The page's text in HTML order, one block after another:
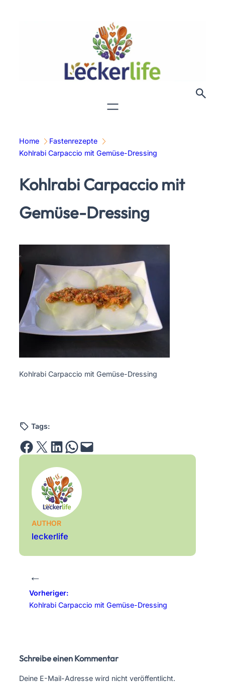
Home
Fastenrezepte
Kohlrabi Carpaccio mit Gemüse-Dressing
Kohlrabi Carpaccio mit
Gemüse-Dressing
Kohlrabi Carpaccio mit Gemüse-Dressing
Tags:
Share on Facebook Email this Page Share on LinkedIn Share on WhatsApp Email this Page
AUTHOR
leckerlife
←
Vorheriger:
Kohlrabi Carpaccio mit Gemüse-Dressing
Schreibe einen Kommentar
Deine E-Mail-Adresse wird nicht veröffentlicht.